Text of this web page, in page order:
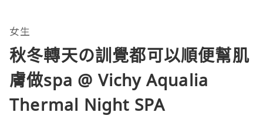
女生
秋冬轉天の訓覺都可以順便幫肌
膚做spa @ Vichy Aqualia
Thermal Night SPA